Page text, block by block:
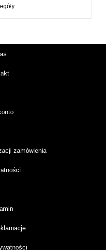
zamówienia